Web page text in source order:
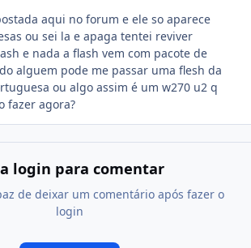
aqui no forum e ele so aparece
ou sei la e apaga tentei reviver
e nada a flash vem com pacote de
alguem pode me passar uma flesh da
ou algo assim é um w270 u2 q
fazer agora?
login para comentar
de deixar um comentário após fazer o
login